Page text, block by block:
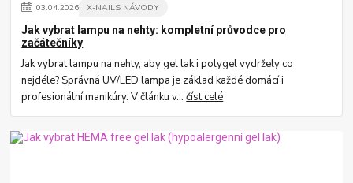
03.04.2026 X-NAILS NÁVODY
Jak vybrat lampu na nehty: kompletní průvodce pro
začátečníky
Jak vybrat lampu na nehty, aby gel lak i polygel vydržely co
nejdéle? Správná UV/LED lampa je základ každé domácí i
profesionální manikúry. V článku v...číst celé